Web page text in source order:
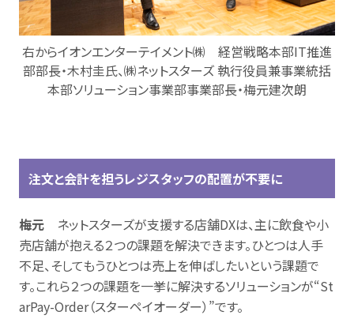
右からイオンエンターテイメント㈱ 経営戦略本部IT推進
部部長・木村圭氏、㈱ネットスターズ 執行役員兼事業統括
本部ソリューション事業部事業部長・梅元建次朗
注文と会計を担うレジスタッフの配置が不要に
梅元 ネットスターズが支援する店舗DXは、主に飲食や小
売店舗が抱える２つの課題を解決できます。ひとつは人手
不足、そしてもうひとつは売上を伸ばしたいという課題で
す。これら２つの課題を一挙に解決するソリューションが“St
arPay-Order（スターペイオーダー）”です。